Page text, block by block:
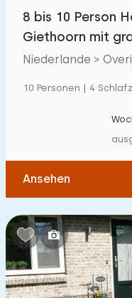
8 bis 10 Person
Giethoorn mit
Niederlande >
10 Personen | 4
Ansehen